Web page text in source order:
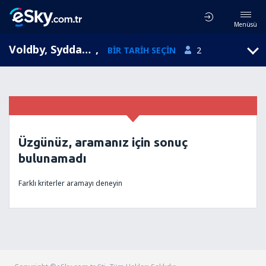
Menüsü
Voldby, Syddanmark, Danimarka , BIR TARIH SEÇIN 2
Üzgünüz, aramanız için sonuç
bulunamadı
Farklı kriterler aramayı deneyin